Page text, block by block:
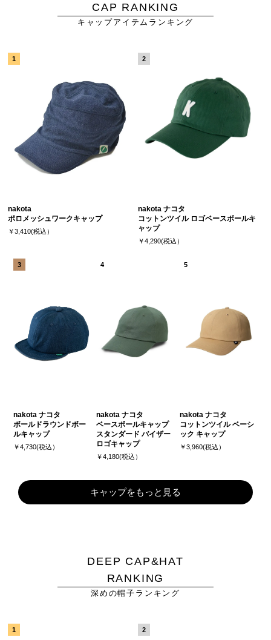
CAP RANKING
キャップアイテムランキング
nakota
ポロメッシュワークキャップ
￥3,410(税込）
nakota ナコタ
コットンツイル ロゴベースボールキ
ャップ
￥4,290(税込）
nakota ナコタ
ボールドラウンドボー
ルキャップ
￥4,730(税込）
nakota ナコタ
ベースボールキャップ
スタンダード バイザー
ロゴキャップ
￥4,180(税込）
nakota ナコタ
コットンツイル ベーシ
ック キャップ
￥3,960(税込）
キャップをもっと見る
DEEP CAP&HAT
RANKING
深めの帽子ランキング